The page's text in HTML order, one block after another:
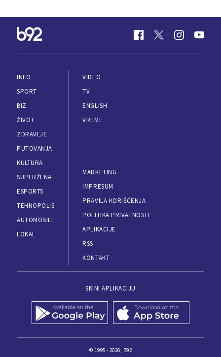
INFO
SPORT
BIZ
ŽIVOT
ZDRAVLJE
PUTOVANJA
KULTURA
SUPERŽENA
ESPORTS
TEHNOPOLIS
AUTOMOBILI
LOKAL
VIDEO
TV
ENGLISH
VREME
MARKETING
IMPRESUM
PRAVILA KORIŠĆENJA
POLITIKA PRIVATNOSTI
APLIKACIJE
RSS
KONTAKT
SKINI APLIKACIJU
© 1995 - 2026, B92